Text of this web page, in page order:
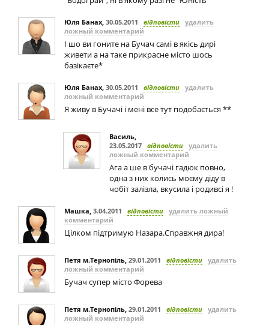
Юля Банах, 30.05.2011 відповісти удалить
ложный комментарий
І шо ви гоните на Бучач самі в якісь дирі
живети а на таке прикрасне місто шось
базікаєте*
Юля Банах, 30.05.2011 відповісти удалить
ложный комментарий
Я живу в Бучачі і мені все тут подобається **
Василь,
23.05.2017 відповісти удалить
ложный комментарий
Ага а ше в бучачі гадюк повно,
одна з них колись моєму діду в
чобіт залізла, вкусила і родивсі я !
Машка, 3.04.2011 відповісти удалить ложный
комментарий
Цілком підтримую Назара.Справжня дира!
Петя м.Тернопіль, 29.01.2011 відповісти удалить
ложный комментарий
Бучач супер місто Форева
Петя м.Тернопіль, 29.01.2011 відповісти удалить
ложный комментарий